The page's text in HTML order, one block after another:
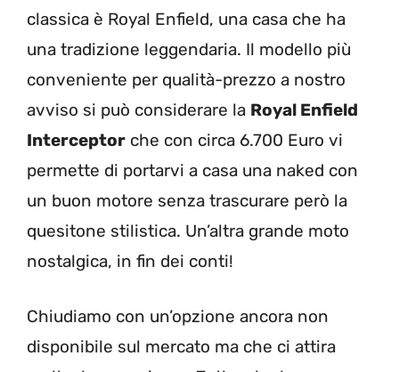
classica è Royal Enfield, una casa che ha
una tradizione leggendaria. Il modello più
conveniente per qualità-prezzo a nostro
avviso si può considerare la Royal Enfield
Interceptor che con circa 6.700 Euro vi
permette di portarvi a casa una naked con
un buon motore senza trascurare però la
quesitone stilistica. Un’altra grande moto
nostalgica, in fin dei conti!
Chiudiamo con un’opzione ancora non
disponibile sul mercato ma che ci attira